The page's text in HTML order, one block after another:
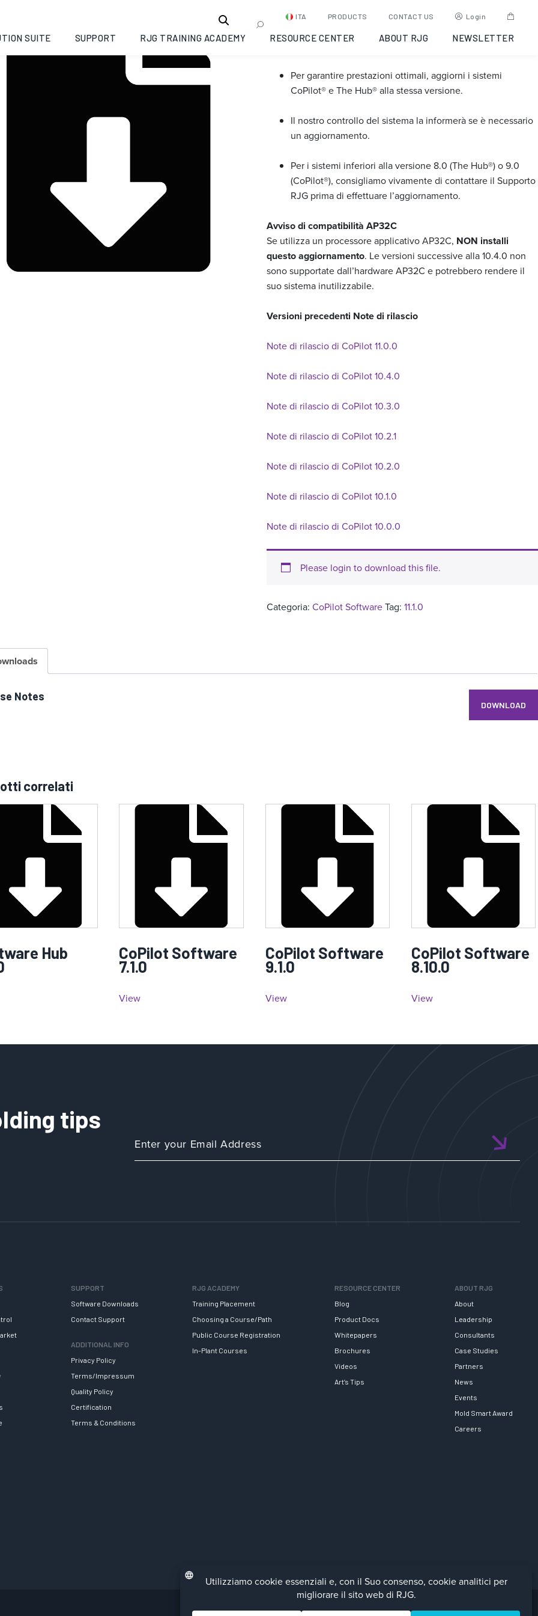
ITA PRODUCTS CONTACT US Login
SUITE SUPPORT RJG TRAINING ACADEMY RESOURCE CENTER ABOUT RJG NEWSLETTER
Software CoPilot 11.1.0
Questa versioneNON è convalidata.
Per garantire prestazioni ottimali, aggiorni i sistemi
CoPilot® e The Hub® alla stessa versione.
Il nostro controllo del sistema la informerà se è necessario
un aggiornamento.
Per i sistemi inferiori alla versione 8.0 (The Hub®) o 9.0
(CoPilot®), consigliamo vivamente di contattare il Supporto
RJG prima di effettuare l’aggiornamento.
Avviso di compatibilità AP32C
Se utilizza un processore applicativo AP32C, NON installi
questo aggiornamento. Le versioni successive alla 10.4.0 non
sono supportate dall’hardware AP32C e potrebbero rendere il
suo sistema inutilizzabile.
Versioni precedenti Note di rilascio
Note di rilascio di CoPilot 11.0.0
Note di rilascio di CoPilot 10.4.0
Note di rilascio di CoPilot 10.3.0
Note di rilascio di CoPilot 10.2.1
Note di rilascio di CoPilot 10.2.0
Note di rilascio di CoPilot 10.1.0
Note di rilascio di CoPilot 10.0.0
Please login to download this file.
Categoria:CoPilot SoftwareTag:11.1.0
Notes
DOWNLOAD
correlati
Hub CoPilot Software
7.1.0
View
CoPilot Software
9.1.0
View
CoPilot Software
8.10.0
View
tips
SUPPORT
Software Downloads
Contact Support
ADDITIONAL INFO
Privacy Policy
Terms/Impressum
Quality Policy
Certification
Terms & Conditions
RJG ACADEMY
Training Placement
Choosing a Course/Path
Public Course Registration
In-Plant Courses
RESOURCE CENTER
Blog
Product Docs
Whitepapers
Brochures
Videos
Art’s Tips
ABOUT RJG
About
Leadership
Consultants
Case Studies
Partners
News
Events
Mold Smart Award
Careers
Facebook
LinkedIn